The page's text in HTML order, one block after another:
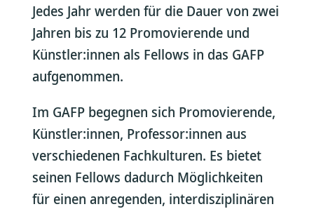
Jedes Jahr werden für die Dauer von zwei
Jahren bis zu 12 Promovierende und
Künstler:innen als Fellows in das GAFP
aufgenommen.
Im GAFP begegnen sich Promovierende,
Künstler:innen, Professor:innen aus
verschiedenen Fachkulturen. Es bietet
seinen Fellows dadurch Möglichkeiten
für einen anregenden, interdisziplinären